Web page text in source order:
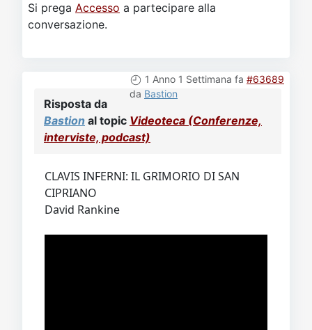
Si prega Accesso a partecipare alla
conversazione.
1 Anno 1 Settimana fa #63689
da Bastion
Risposta da
Bastion al topic Videoteca (Conferenze,
interviste, podcast)
CLAVIS INFERNI: IL GRIMORIO DI SAN
CIPRIANO
David Rankine